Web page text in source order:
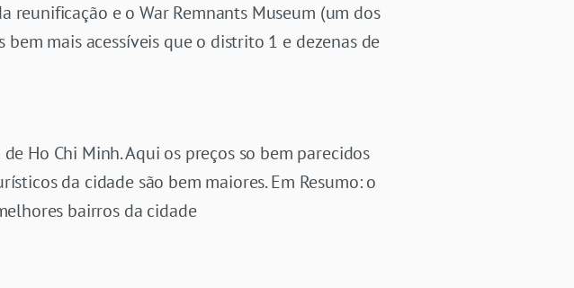
reunificação e o War Remnants Museum (um dos
mais acessíveis que o distrito 1 e dezenas de
Ho Chi Minh. Aqui os preços so bem parecidos
da cidade são bem maiores. Em Resumo: o
bairros da cidade